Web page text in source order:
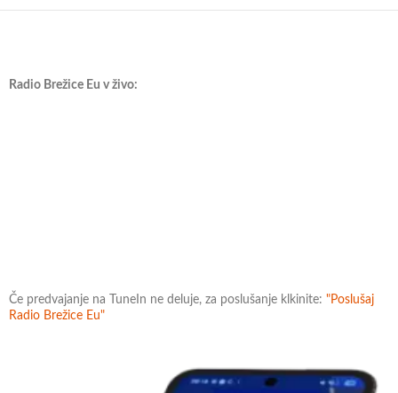
Radio Brežice Eu v živo:
Če predvajanje na TuneIn ne deluje, za poslušanje klkinite: "Poslušaj
Radio Brežice Eu"